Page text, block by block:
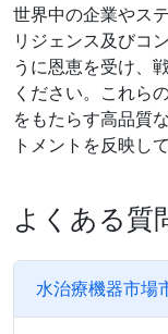
世界中の企業やス
リジェンス及びコ
うに恩恵を受け、
ください。これら
をもたらす高品質
トメントを反映し
よくある質
水治療機器市場